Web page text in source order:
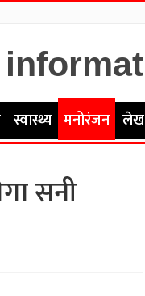
स्वास्थ्य मनोरंजन लेख
सनी